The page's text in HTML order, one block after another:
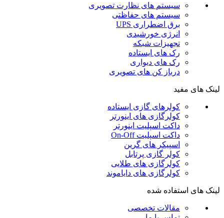
سیستم های نظارت تصویری
سیستم های حفاظتی
برق اضطراری UPS
انرژی خورشیدی
تجهیزات شبکه
رک های ایستاده
رک های دیواری
درباز کن های تصویری
لینک های مفید
کولرهای گازی ایستاده
کولرگازی های اینورتر
داکت اسپلیت اینورتر
داکت اسپلیت On-Off
اسپیکر های گرین
کولر گازی پرتابل
کولرگازی های طلایی
کولرگازی های دایاموند
لینک های استفاده شده
مقالات تخصصی